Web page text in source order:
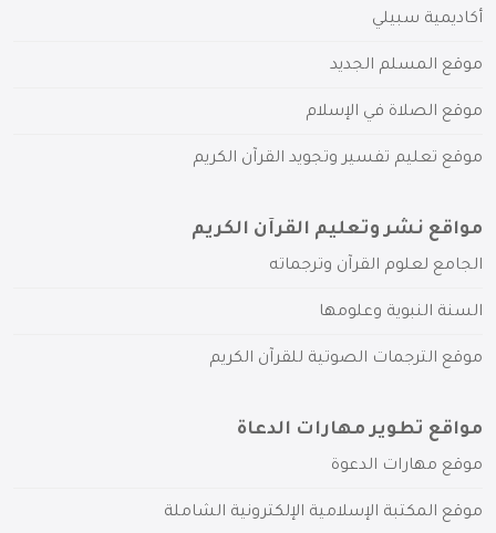
أكاديمية سبيلي
موقع المسلم الجديد
موقع الصلاة في الإسلام
موقع تعليم تفسير وتجويد القرآن الكريم
مواقع نشر وتعليم القرآن الكريم
الجامع لعلوم القرآن وترجماته
السنة النبوية وعلومها
موقع الترجمات الصوتية للقرآن الكريم
مواقع تطوير مهارات الدعاة
موقع مهارات الدعوة
موقع المكتبة الإسلامية الإلكترونية الشاملة